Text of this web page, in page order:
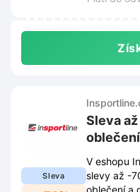
Sleva
Sleva
V eshopu
slevy až -